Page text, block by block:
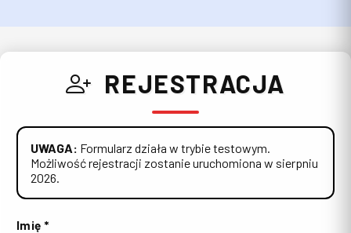
Wypełnij wszystkie wymagane pola oznaczone gwiazdką i
REJESTRACJA
UWAGA: Formularz działa w trybie testowym.
Możliwość rejestracji zostanie uruchomiona w sierpniu
2026.
Imię *